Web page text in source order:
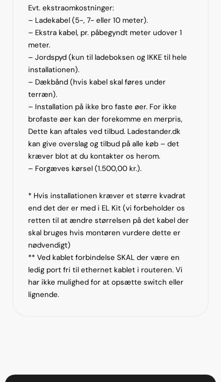
Evt. ekstraomkostninger:
– Ladekabel (5-, 7- eller 10 meter).
– Ekstra kabel, pr. påbegyndt meter udover 1
meter.
– Jordspyd (kun til ladeboksen og IKKE til hele
installationen).
– Dækbånd (hvis kabel skal føres under
terræn).
– Installation på ikke bro faste øer. For ikke
brofaste øer kan der forekomme en merpris,
Dette kan aftales ved tilbud. Ladestander.dk
kan give overslag og tilbud på alle køb – det
kræver blot at du kontakter os herom.
– Forgæves kørsel (1.500,00 kr.).
* Hvis installationen kræver et større kvadrat
end det der er med i EL Kit (vi forbeholder os
retten til at ændre størrelsen på det kabel der
skal bruges hvis montøren vurdere dette er
nødvendigt)
** Ved kablet forbindelse SKAL der være en
ledig port fri til ethernet kablet i routeren. Vi
har ikke mulighed for at opsætte switch eller
lignende.